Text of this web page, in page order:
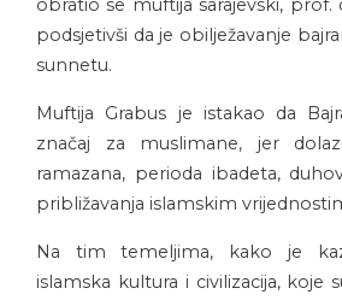
obratio se muftija sarajevski, prof.
podsjetivši da je obilježavanje
sunnetu.
Muftija Grabus je istakao da
značaj za muslimane, jer
ramazana, perioda ibadeta,
približavanja islamskim
Na tim temeljima, kako je
islamska kultura i civilizacija, koje